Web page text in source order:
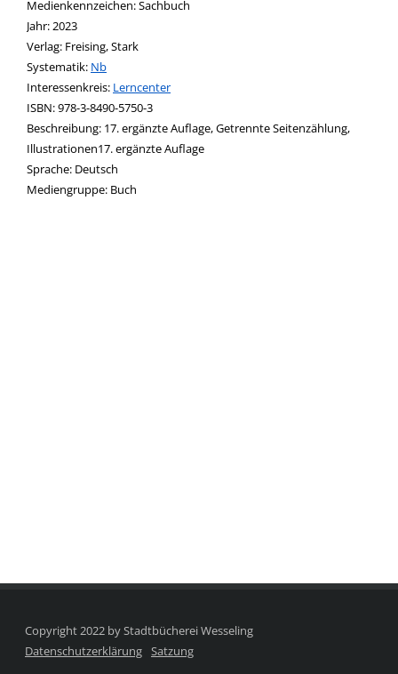
Suche nach diesem Verfasser
Medienkennzeichen:Sachbuch
Jahr:2023
Verlag: Freising, Stark
opens in new tab
Diesen Link in neuem Tab öffnen
Systematik: Suche nach dieser Systematik
Nb
Interessenkreis: Suche nach diesem Interessenskreis
Lerncenter
ISBN:978-3-8490-5750-3
Beschreibung: 17. ergänzte Auflage, Getrennte Seitenzählung,
Illustrationen17. ergänzte Auflage
Suche nach dieser Beteiligten Person
Sprache: Deutsch
Mediengruppe: Buch
Copyright 2022 by Stadtbücherei Wesseling
Datenschutzerklärung Satzung